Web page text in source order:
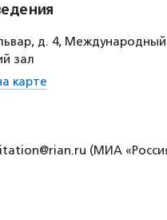
д. 4,
зал
карте
(МИА